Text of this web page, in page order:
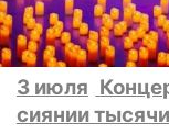
3 июля
сиянии